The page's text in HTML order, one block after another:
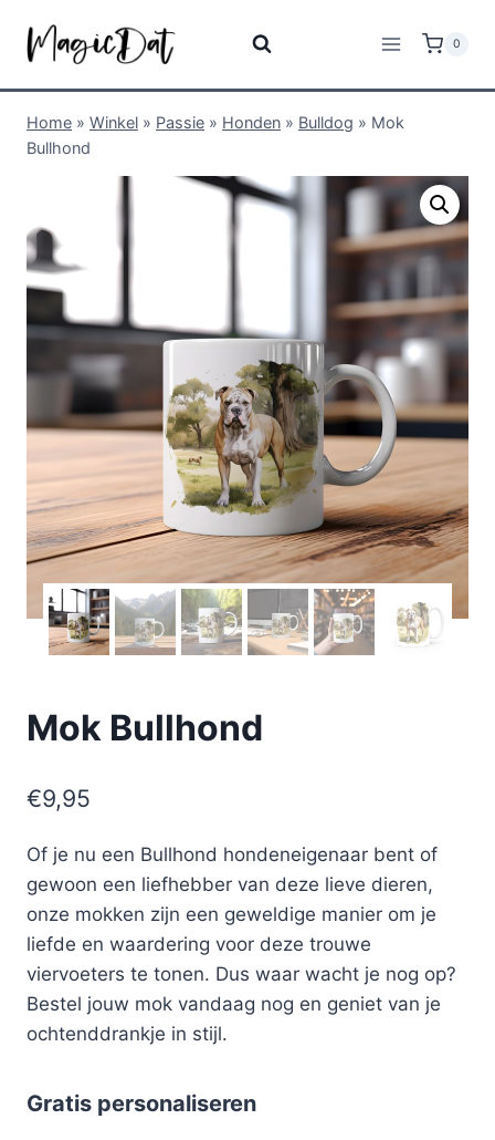
0
Home » Winkel » Passie » Honden » Bulldog » Mok
Bullhond
Mok Bullhond
€9,95
Of je nu een Bullhond hondeneigenaar bent of
gewoon een liefhebber van deze lieve dieren,
onze mokken zijn een geweldige manier om je
liefde en waardering voor deze trouwe
viervoeters te tonen. Dus waar wacht je nog op?
Bestel jouw mok vandaag nog en geniet van je
ochtenddrankje in stijl.
Gratis personaliseren